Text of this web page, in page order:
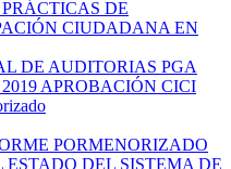
DE
CIUDADANA EN
DE AUDITORIAS PGA
2019 APROBACIÓN CICI
PORMENORIZADO
ESTADO DEL SISTEMA DE